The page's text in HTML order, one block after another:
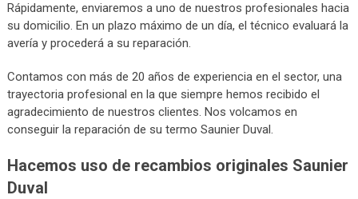
Rápidamente, enviaremos a uno de nuestros profesionales hacia
su domicilio. En un plazo máximo de un día, el técnico evaluará la
avería y procederá a su reparación.
Contamos con más de 20 años de experiencia en el sector, una
trayectoria profesional en la que siempre hemos recibido el
agradecimiento de nuestros clientes. Nos volcamos en
conseguir la reparación de su termo Saunier Duval.
Hacemos uso de recambios originales Saunier
Duval